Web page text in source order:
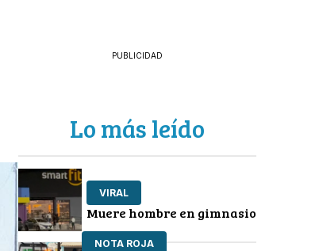
PUBLICIDAD
Lo más leído
VIRAL
Muere hombre en gimnasio
NOTA ROJA